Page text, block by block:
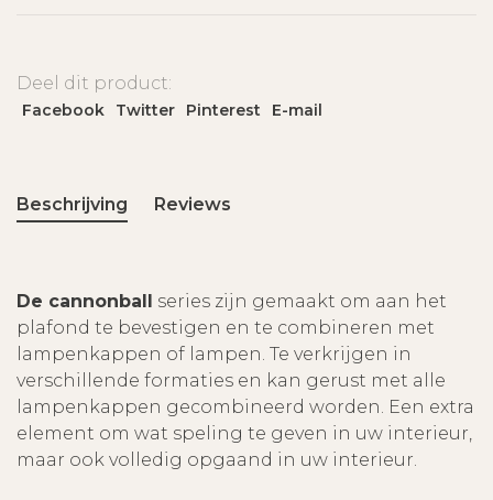
Deel dit product:
Facebook Twitter Pinterest E-mail
Beschrijving Reviews
De cannonball series zijn gemaakt om aan het
plafond te bevestigen en te combineren met
lampenkappen of lampen. Te verkrijgen in
verschillende formaties en kan gerust met alle
lampenkappen gecombineerd worden. Een extra
element om wat speling te geven in uw interieur,
maar ook volledig opgaand in uw interieur.